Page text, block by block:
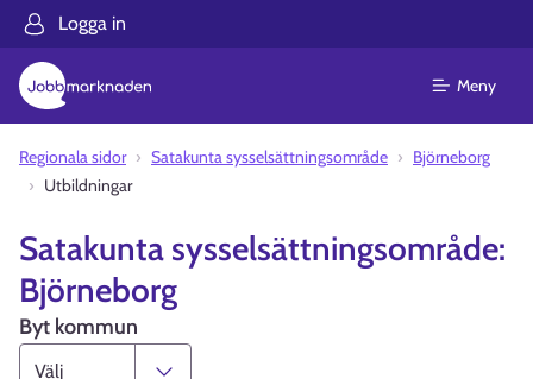
Logga in
Meny
Regionala sidor Satakunta sysselsättningsområde
Björneborg
Utbildningar
Satakunta sysselsättningsområde:
Björneborg
Byt kommun